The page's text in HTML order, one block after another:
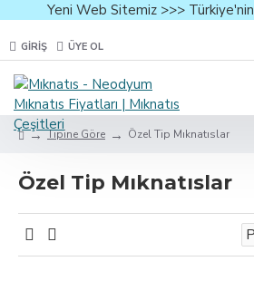
Yeni Web Sitemiz >>> Türkiye'nin
GIRIŞ ÜYE OL
Tipine Göre Özel Tip Mıknatıslar
Özel Tip Mıknatıslar